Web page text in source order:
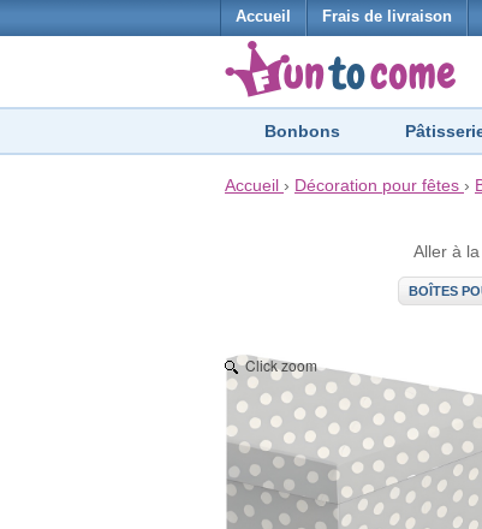
Accueil Frais de livraison
Bonbons
Accueil › Décoration pour fêtes ›
Aller à
BOÎTES
Click zoom